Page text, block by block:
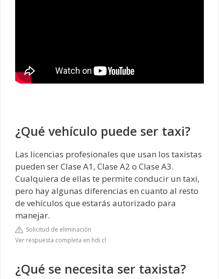
¿Qué vehículo puede ser taxi?
Las licencias profesionales que usan los taxistas
pueden ser Clase A1, Clase A2 o Clase A3.
Cualquiera de ellas te permite conducir un taxi,
pero hay algunas diferencias en cuanto al resto
de vehículos que estarás autorizado para
manejar.
Solicitud de eliminación
Ver respuesta completa en hdi.cl
¿Qué se necesita ser taxista?